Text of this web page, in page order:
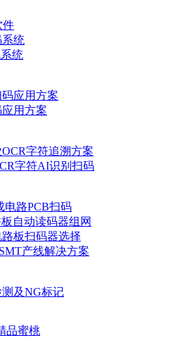
件
统
统
应用方案
用方案
字符追溯方案
字符AI识别扫码
电路PCB扫码
自动读码器组网
路板扫码器选择
产线解决方案
及NG标记
品蜜桃